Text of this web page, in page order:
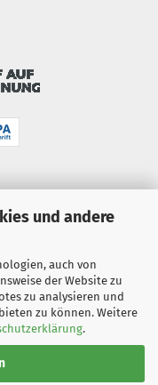
und andere
auch von
der Website zu
zu analysieren und
zu können. Weitere
.